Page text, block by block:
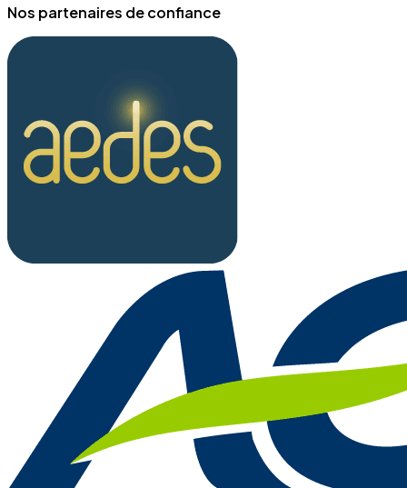
Nos partenaires de confiance